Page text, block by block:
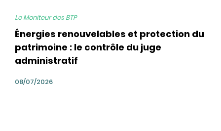
Le Moniteur des BTP
Énergies renouvelables et protection du
patrimoine : le contrôle du juge
administratif
08/07/2026